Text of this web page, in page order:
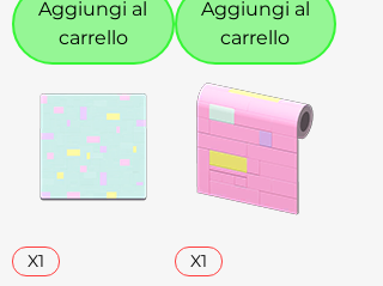
Aggiungi al
carrello
Aggiungi al
carrello
X1 X1